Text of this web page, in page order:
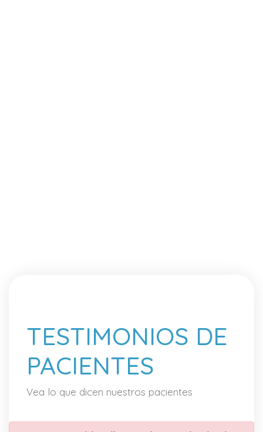
TESTIMONIOS DE
PACIENTES
Vea lo que dicen nuestros pacientes